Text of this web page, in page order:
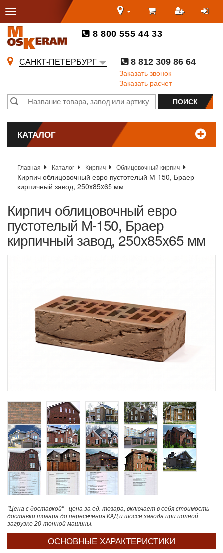
8 800 555 44 33
САНКТ-ПЕТЕРБУРГ
8 812 309 86 64
Заказать звонок
Заказать расчет
КАТАЛОГ
Главная Каталог Кирпич Облицовочный кирпич
Кирпич облицовочный евро пустотелый М-150, Браер
кирпичный завод, 250x85x65 мм
Кирпич облицовочный евро
пустотелый М-150, Браер
кирпичный завод, 250x85x65 мм
"Цена с доставкой" - цена за ед. товара, включает в себя стоимость
доставки товара до пересечения КАД и шоссе завода при полной
загрузке 20-тонной машины.
ОСНОВНЫЕ ХАРАКТЕРИСТИКИ